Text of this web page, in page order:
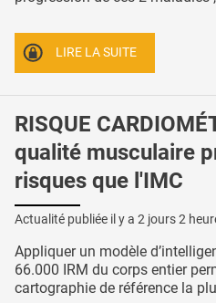
LIRE LA SUITE
RISQUE
qualité musculaire
risques que l'IMC
Actualité publiée il y a 2 jours 2
Appliquer un modèle
66.000 IRM du corps entier
cartographie de référence la